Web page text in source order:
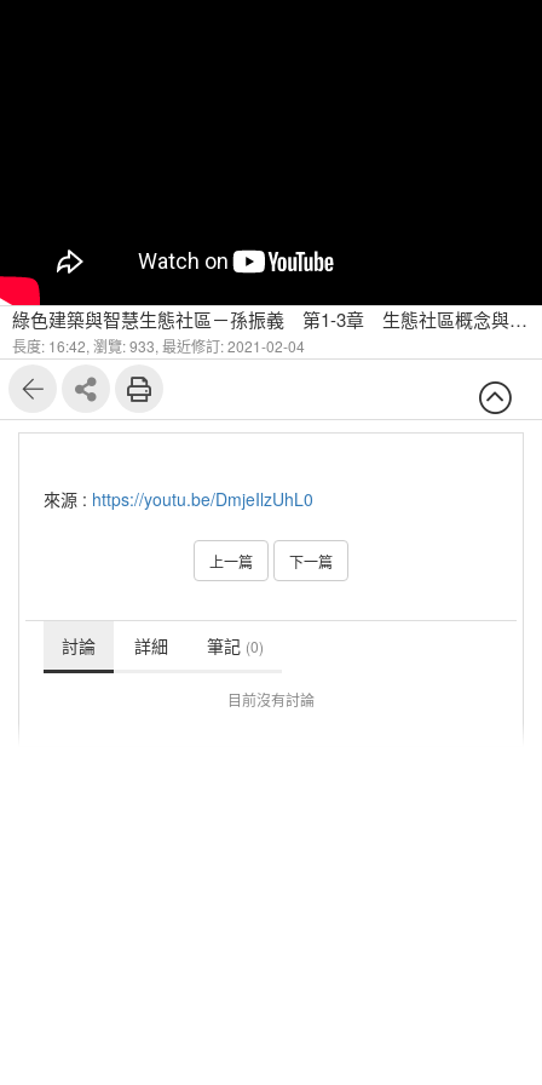
綠色建築與智慧生態社區－孫振義 第1-3章 生態社區概念與推廣情形說明
長度: 16:42, 瀏覽: 933, 最近修訂: 2021-02-04
來源 : https://youtu.be/DmjeIlzUhL0
上一篇 下一篇
討論 詳細 筆記 (0)
目前沒有討論